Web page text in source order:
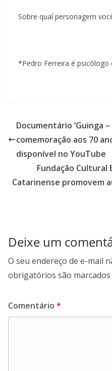
.
Sobre qual personagem
*Pedro Ferreira é psicólogo
Documentário ‘Guinga –
comemoração aos 70
disponível no YouTube
Fundação Cultural
Catarinense promovem
Deixe um
O seu endereço de e-mail
obrigatórios são marcados
Comentário *